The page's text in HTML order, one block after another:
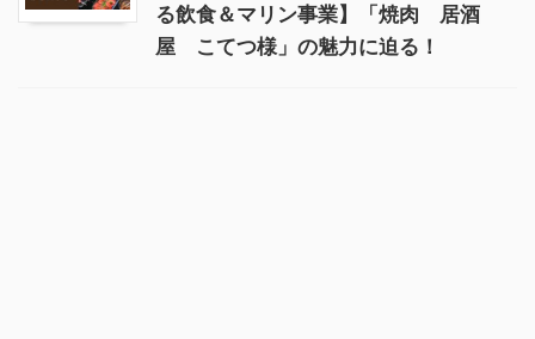
る飲食＆マリン事業】「焼肉 居酒
屋 こてつ様」の魅力に迫る！